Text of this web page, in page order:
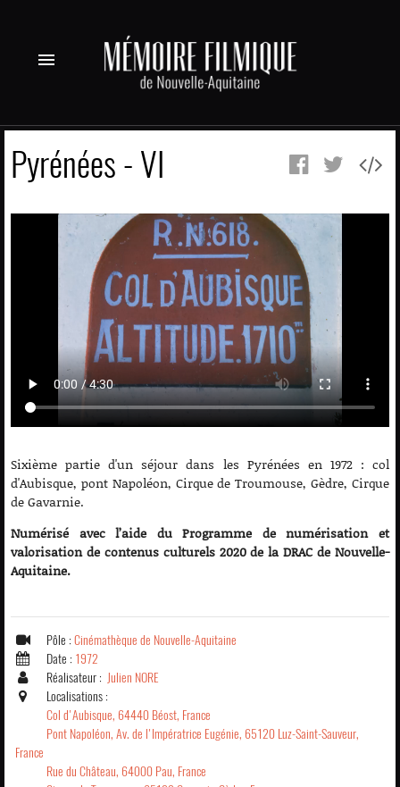
menu
Pyrénées - VI
Sixième partie d'un séjour dans les Pyrénées en 1972 : col
d'Aubisque, pont Napoléon, Cirque de Troumouse, Gèdre, Cirque
de Gavarnie.
Numérisé avec l’aide du Programme de numérisation et
valorisation de contenus culturels 2020 de la DRAC de Nouvelle-
Aquitaine.
Pôle : Cinémathèque de Nouvelle-Aquitaine
Date : 1972
Réalisateur : Julien NORE
Localisations :
Col d'Aubisque, 64440 Béost, France
Pont Napoléon, Av. de l'Impératrice Eugénie, 65120 Luz-Saint-Sauveur,
France
Rue du Château, 64000 Pau, France